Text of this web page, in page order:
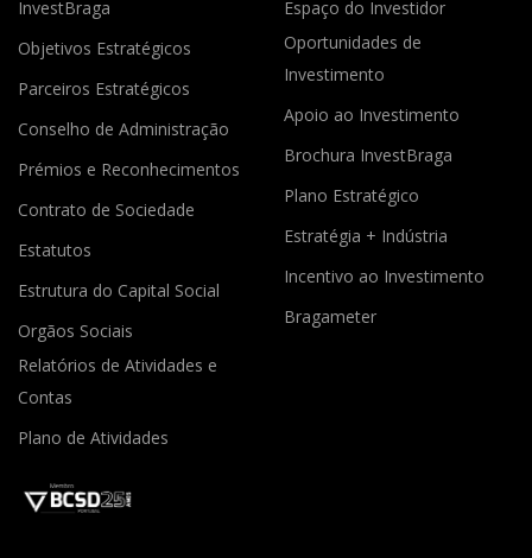
InvestBraga
Objetivos Estratégicos
Parceiros Estratégicos
Conselho de Administração
Prémios e Reconhecimentos
Contrato de Sociedade
Estatutos
Estrutura do Capital Social
Orgãos Sociais
Relatórios de Atividades e
Contas
Plano de Atividades
Espaço do Investidor
Oportunidades de
Investimento
Apoio ao Investimento
Brochura InvestBraga
Plano Estratégico
Estratégia + Indústria
Incentivo ao Investimento
Bragameter